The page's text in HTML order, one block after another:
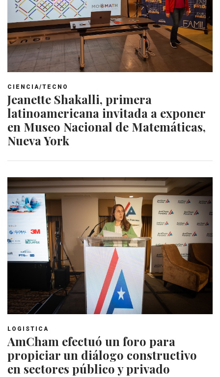
CIENCIA/TECNO
Jeanette Shakalli, primera
latinoamericana invitada a exponer
en Museo Nacional de Matemáticas,
Nueva York
LOGISTICA
AmCham efectuó un foro para
propiciar un diálogo constructivo
en sectores público y privado